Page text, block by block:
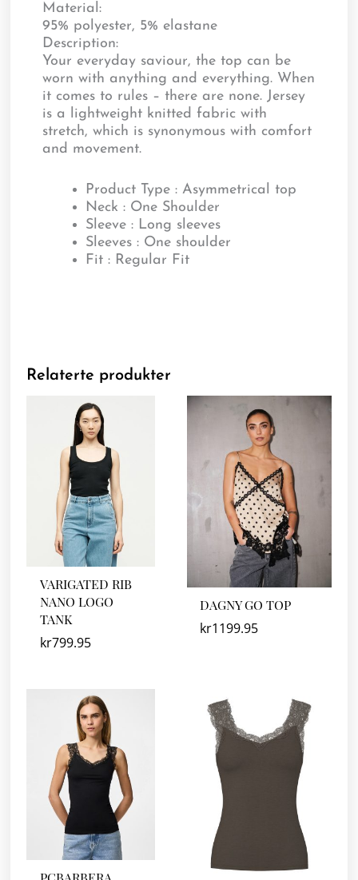
Material:
95% polyester, 5% elastane
Description:
Your everyday saviour, the top can be
worn with anything and everything. When
it comes to rules – there are none. Jersey
is a lightweight knitted fabric with
stretch, which is synonymous with comfort
and movement.
Product Type : Asymmetrical top
Neck : One Shoulder
Sleeve : Long sleeves
Sleeves : One shoulder
Fit : Regular Fit
Relaterte produkter
VARIGATED RIB
NANO LOGO
TANK
kr799.95
DAGNY GO TOP
kr1199.95